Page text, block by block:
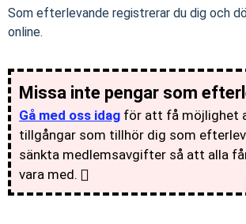
Som efterlevande registrerar du dig och
online.
Missa inte pengar som
Gå med oss idag för att få möjlighet
tillgångar som tillhör dig som
sänkta medlemsavgifter så att alla
vara med.